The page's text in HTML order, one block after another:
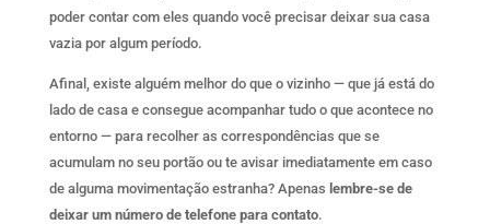
poder contar com eles quando você precisar deixar sua casa
vazia por algum período.
Afinal, existe alguém melhor do que o vizinho — que já está do
lado de casa e consegue acompanhar tudo o que acontece no
entorno — para recolher as correspondências que se
acumulam no seu portão ou te avisar imediatamente em caso
de alguma movimentação estranha? Apenas lembre-se de
deixar um número de telefone para contato.